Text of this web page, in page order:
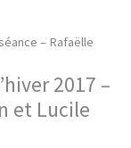
– Rafaëlle
2017 –
et Lucile